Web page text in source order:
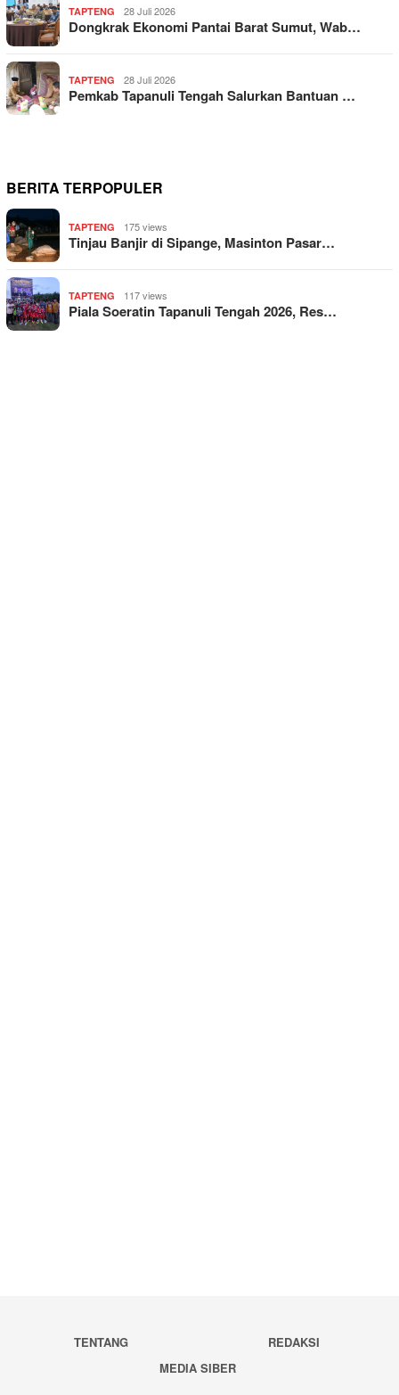
TAPTENG 28 Juli 2026
Dongkrak Ekonomi Pantai Barat Sumut, Wab…
TAPTENG 28 Juli 2026
Pemkab Tapanuli Tengah Salurkan Bantuan …
BERITA TERPOPULER
TAPTENG 175 views
Tinjau Banjir di Sipange, Masinton Pasar…
TAPTENG 117 views
Piala Soeratin Tapanuli Tengah 2026, Res…
TENTANG
REDAKSI
MEDIA SIBER